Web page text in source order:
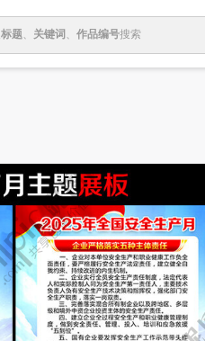
标题、 关键词 、 作品编号搜索